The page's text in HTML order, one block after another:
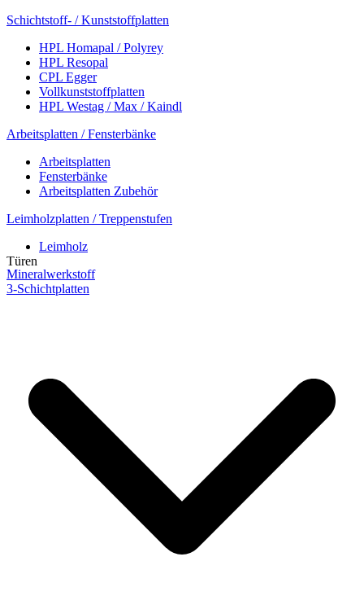
Schichtstoff- / Kunststoffplatten
HPL Homapal / Polyrey
HPL Resopal
CPL Egger
Vollkunststoffplatten
HPL Westag / Max / Kaindl
Arbeitsplatten / Fensterbänke
Arbeitsplatten
Fensterbänke
Arbeitsplatten Zubehör
Leimholzplatten / Treppenstufen
Leimholz
Mineralwerkstoff
3-Schichtplatten
Türen